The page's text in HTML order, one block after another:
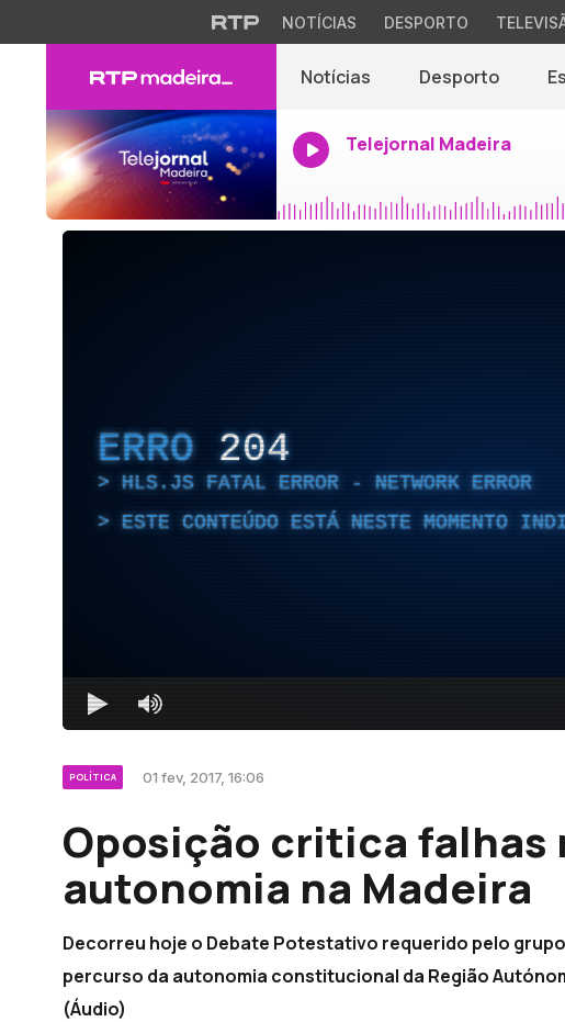
NOTÍCIAS DESPORTO
Notícias Desporto
Telejornal Madeira
ERRO 204
HLS.JS FATAL ERROR - NETWORK ERROR
ESTE CONTEÚDO ESTÁ NESTE MOMENTO
POLÍTICA 01 fev, 2017, 16:06
Oposição critica falhas
autonomia na Madeira
Decorreu hoje o Debate Potestativo requerido pelo
percurso da autonomia constitucional da Região
(Áudio)